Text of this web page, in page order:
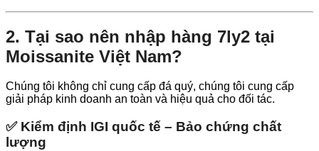
2. Tại sao nên nhập hàng 7ly2 tại
Moissanite Việt Nam?
Chúng tôi không chỉ cung cấp đá quý, chúng tôi cung cấp
giải pháp kinh doanh an toàn và hiệu quả cho đối tác.
✅ Kiểm định IGI quốc tế – Bảo chứng chất
lượng